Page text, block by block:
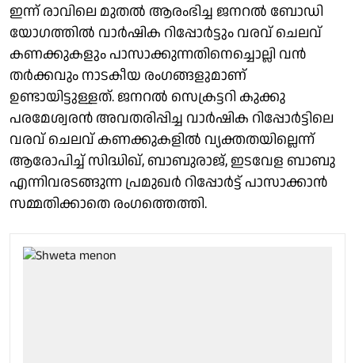
ഇന്ന് രാവിലെ മുതൽ ആരംഭിച്ച ജനറൽ ബോഡി
യോഗത്തിൽ വാർഷിക റിപ്പോർട്ടും വരവ് ചെലവ്
കണക്കുകളും പാസാക്കുന്നതിനെച്ചൊല്ലി വൻ
തർക്കവും നാടകീയ രംഗങ്ങളുമാണ്
ഉണ്ടായിട്ടുള്ളത്. ജനറൽ സെക്രട്ടറി കുക്കു
പരമേശ്വരൻ അവതരിപ്പിച്ച വാർഷിക റിപ്പോർട്ടിലെ
വരവ് ചെലവ് കണക്കുകളിൽ വ്യക്തതയില്ലെന്ന്
ആരോപിച്ച് സിദ്ധിഖ്, ബാബുരാജ്, ഇടവേള ബാബു
എന്നിവരടങ്ങുന്ന പ്രമുഖർ റിപ്പോർട്ട് പാസാക്കാൻ
സമ്മതിക്കാതെ രംഗത്തെത്തി.